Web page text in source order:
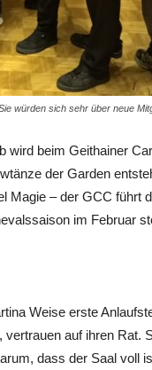
würden sich sehr über neue
wird beim Geithainer
der Garden
Magie – der GCC führt
im Februar
Weise erste
vertrauen auf ihren Rat.
dass der Saal voll